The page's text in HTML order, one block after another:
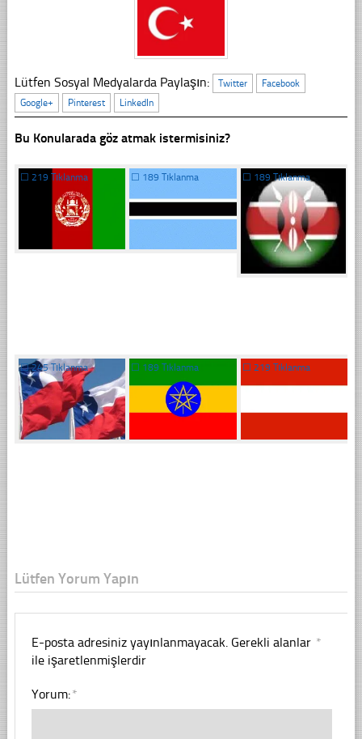
Lütfen Sosyal Medyalarda Paylaşın: Twitter
Facebook
Google+
Pinterest LinkedIn
Bu Konularada göz atmak istermisiniz?
☐ 219 Tıklanma ☐ 189 Tıklanma ☐ 189 Tıklanma
☐245 Tıklanma ☐ 189 Tıklanma ☐ 219 Tıklanma
Lütfen Yorum Yapın
E-posta adresiniz yayınlanmayacak. Gerekli alanlar *
ile işaretlenmişlerdir
Yorum:*